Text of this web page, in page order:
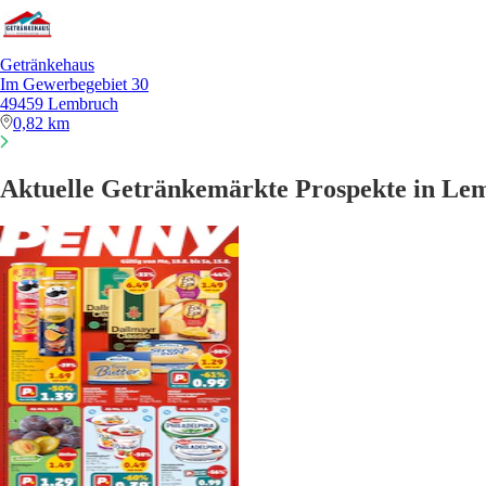
Getränkehaus
Im Gewerbegebiet 30
49459 Lembruch
0,82 km
Aktuelle Getränkemärkte Prospekte in